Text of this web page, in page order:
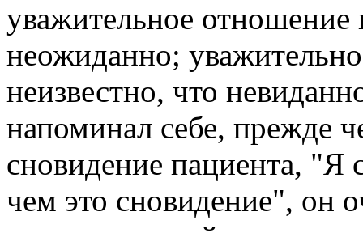
уважительное отношение
неожиданно;
неизвестно, что
напоминал себе, прежде
сновидение пациента, "Я
чем это сновидение", он